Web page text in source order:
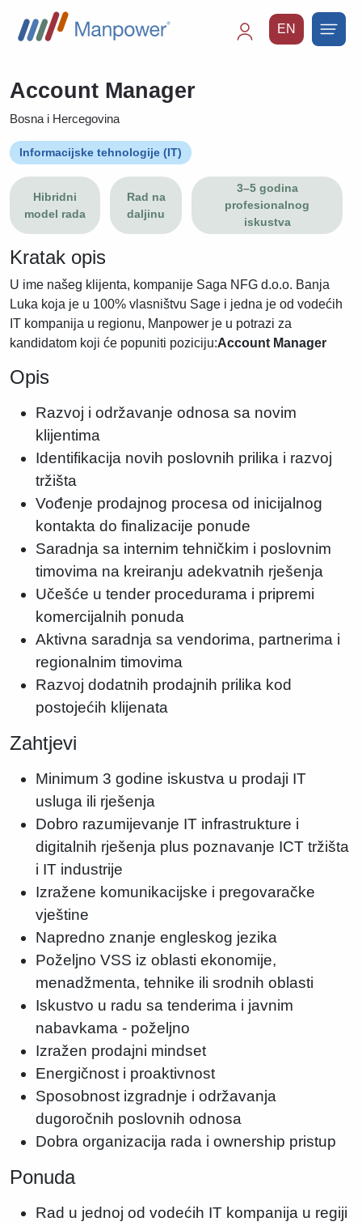
EN
Account Manager
Bosna i Hercegovina
Informacijske tehnologije (IT)
Hibridni
model rada
Rad na
daljinu
3–5 godina
profesionalnog
iskustva
Kratak opis
U ime našeg klijenta, kompanije Saga NFG d.o.o. Banja
Luka koja je u 100% vlasništvu Sage i jedna je od vodećih
IT kompanija u regionu, Manpower je u potrazi za
kandidatom koji će popuniti poziciju:Account Manager
Opis
Razvoj i održavanje odnosa sa novim
klijentima
Identifikacija novih poslovnih prilika i razvoj
tržišta
Vođenje prodajnog procesa od inicijalnog
kontakta do finalizacije ponude
Saradnja sa internim tehničkim i poslovnim
timovima na kreiranju adekvatnih rješenja
Učešće u tender procedurama i pripremi
komercijalnih ponuda
Aktivna saradnja sa vendorima, partnerima i
regionalnim timovima
Razvoj dodatnih prodajnih prilika kod
postojećih klijenata
Zahtjevi
Minimum 3 godine iskustva u prodaji IT
usluga ili rješenja
Dobro razumijevanje IT infrastrukture i
digitalnih rješenja plus poznavanje ICT tržišta
i IT industrije
Izražene komunikacijske i pregovaračke
vještine
Napredno znanje engleskog jezika
Poželjno VSS iz oblasti ekonomije,
menadžmenta, tehnike ili srodnih oblasti
Iskustvo u radu sa tenderima i javnim
nabavkama - poželjno
Izražen prodajni mindset
Energičnost i proaktivnost
Sposobnost izgradnje i održavanja
dugoročnih poslovnih odnosa
Dobra organizacija rada i ownership pristup
Ponuda
Rad u jednoj od vodećih IT kompanija u regiji